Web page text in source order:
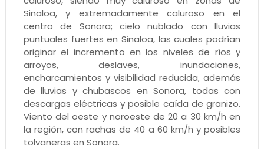
Sinaloa, y extremadamente caluroso en el
centro de Sonora; cielo nublado con lluvias
puntuales fuertes en Sinaloa, las cuales podrían
originar el incremento en los niveles de ríos y
arroyos, deslaves, inundaciones,
encharcamientos y visibilidad reducida, además
de lluvias y chubascos en Sonora, todas con
descargas eléctricas y posible caída de granizo.
Viento del oeste y noroeste de 20 a 30 km/h en
la región, con rachas de 40 a 60 km/h y posibles
tolvaneras en Sonora.